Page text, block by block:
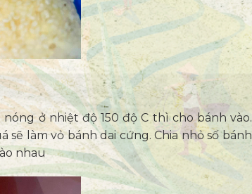
ở nhiệt độ 150 độ C thì cho bánh vào.
làm vỏ bánh dai cứng. Chia nhỏ số bánh
nhau